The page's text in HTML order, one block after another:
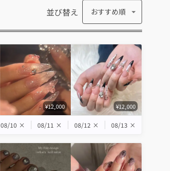
並び替え おすすめ順
¥12,000 ¥12,000
08/10 × 08/11 × 08/12 × 08/13 ×